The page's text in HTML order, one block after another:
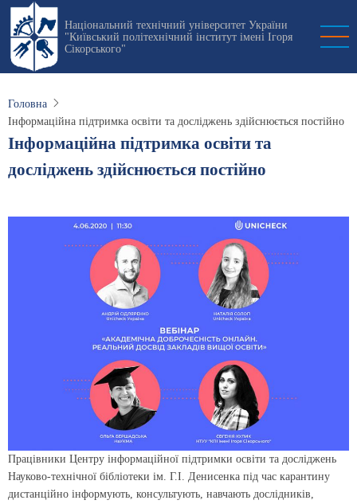
Перейти
основного
вмісту
Національний технічний університет України
"Київський політехнічний інститут імені Ігоря
Сікорського"
Головна
Інформаційна підтримка освіти та досліджень здійснюється постійно
Інформаційна підтримка освіти та
досліджень здійснюється постійно
Працівники Центру інформаційної підтримки освіти та досліджень
Науково-технічної бібліотеки ім. Г.І. Денисенка під час карантину
дистанційно інформують, консультують, навчають дослідників,